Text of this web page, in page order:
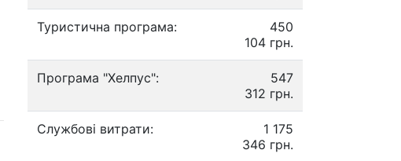
Туристична програма:
450
104 грн.
Програма "Хелпус":
547
312 грн.
Службові витрати:
1 175
346 грн.